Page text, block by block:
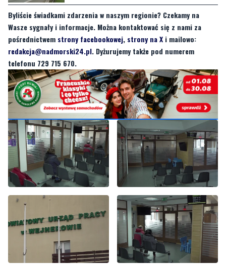
CZYTAJ TEŻ: Ważne zmiany dla kierowców. Od 1
stycznia zmieniają się zasady rejestracji
pojazdów
Byliście świadkami zdarzenia w naszym regionie? Czekamy na
Wasze sygnały i informacje. Można kontaktować się z nami za
pośrednictwemstrony facebookowej,strony na Xi mailowo:
redakcja@nadmorski24.pl. Dyżurujemy także pod numerem
telefonu 729 715 670.